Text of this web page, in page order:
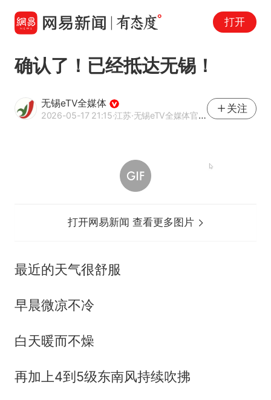
打开
确认了！已经抵达无锡！
无锡eTV全媒体
2026-05-17 21:15·江苏·无锡eTV全媒体官方网易号
关注
打开网易新闻 查看更多图片
最近的天气很舒服
早晨微凉不冷
白天暖而不燥
再加上4到5级东南风持续吹拂